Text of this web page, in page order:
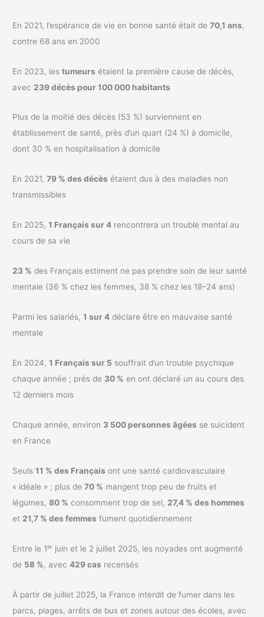
En 2021, l’espérance de vie en bonne santé était de70,1 ans,
contre 68 ans en 2000
En 2023, lestumeurs étaient la première cause de décès,
avec 239 décès pour 100 000 habitants
Plus de la moitié des décès (53 %) surviennent en
établissement de santé, près d’un quart (24 %) à domicile,
dont 30 % en hospitalisation à domicile
En 2021,79 % des décès étaient dus à des maladies non
transmissibles
En 2025,1 Français sur 4 rencontrera un trouble mental au
cours de sa vie
23 % des Français estiment ne pas prendre soin de leur santé
mentale (36 % chez les femmes, 38 % chez les 18–24 ans)
Parmi les salariés,1 sur 4 déclare être en mauvaise santé
mentale
En 2024,1 Français sur 5 souffrait d’un trouble psychique
chaque année ; près de 30 % en ont déclaré un au cours des
12 derniers mois
Chaque année, environ 3 500 personnes âgées se suicident
en France
Seuls11 % des Français ont une santé cardiovasculaire
« idéale » ; plus de70 % mangent trop peu de fruits et
légumes,80 % consomment trop de sel, 27,4 % des hommes
et 21,7 % des femmes fument quotidiennement
Entre le 1ᵉʳ juin et le 2 juillet 2025, les noyades ont augmenté
de 58 %, avec429 cas recensés
À partir de juillet 2025, la France interdit de fumer dans les
parcs, plages, arrêts de bus et zones autour des écoles, avec